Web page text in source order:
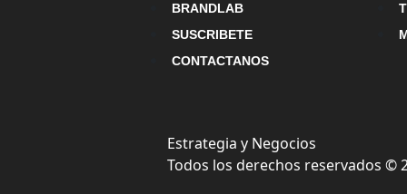
BRANDLAB
SUSCRIBETE
CONTACTANOS
Estrategia y Negocios
Todos los derechos reservados ©